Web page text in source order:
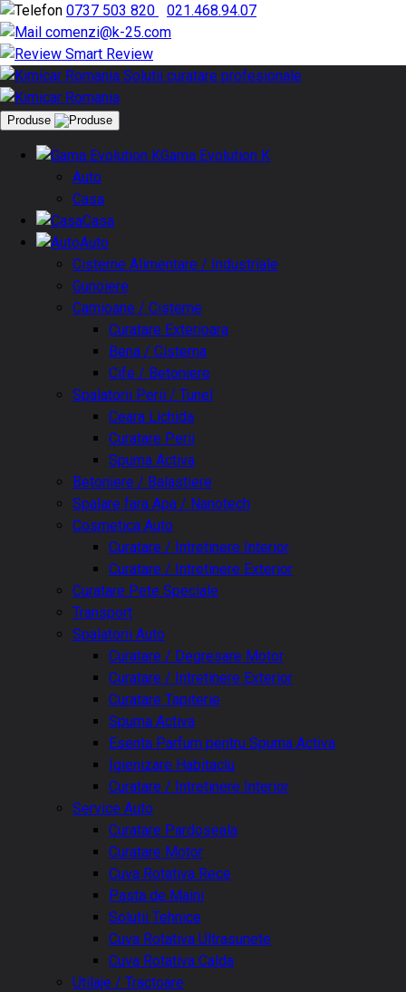
0737 503 820
021.468.94.07
comenzi@k-25.com
Smart Review
Produse
Gama Evolution K
Auto
Casa
Casa
Auto
Cisterne Alimentare / Industriale
Gunoiere
Camioane / Cisterne
Curatare Exterioara
Bena / Cisterna
Cife / Betoniere
Spalatorii Perii / Tunel
Ceara Lichida
Curatare Perii
Spuma Activa
Betoniere / Balastiere
Spalare fara Apa / Nanotech
Cosmetica Auto
Curatare / Intretinere Interior
Curatare / Intretinere Exterior
Curatare Pete Speciale
Transport
Spalatorii Auto
Curatare / Degresare Motor
Curatare / Intretinere Exterior
Curatare Tapiterie
Spuma Activa
Esenta Parfum pentru Spuma Activa
Igienizare Habitaclu
Curatare / Intretinere Interior
Service Auto
Curatare Pardoseala
Curatare Motor
Cuva Rotativa Rece
Pasta de Maini
Solutii Tehnice
Cuva Rotativa Ultrasunete
Cuva Rotativa Calda
Utilaje / Tractoare